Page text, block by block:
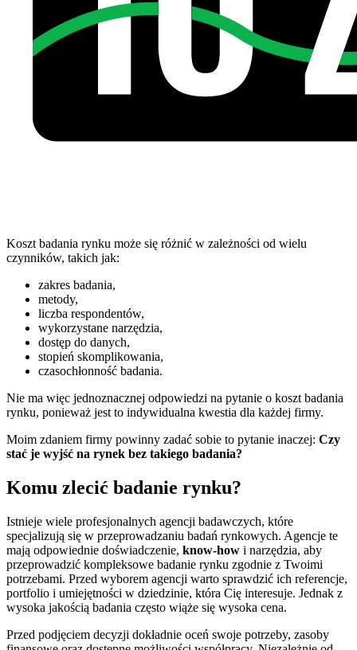
Koszt badania rynku może się różnić w zależności od wielu
czynników, takich jak:
zakres badania,
metody,
liczba respondentów,
wykorzystane narzędzia,
dostęp do danych,
stopień skomplikowania,
czasochłonność badania.
Nie ma więc jednoznacznej odpowiedzi na pytanie o koszt badania
rynku, ponieważ jest to indywidualna kwestia dla każdej firmy.
Moim zdaniem firmy powinny zadać sobie to pytanie inaczej: Czy
stać je wyjść na rynek bez takiego badania?
Komu zlecić badanie rynku?
Istnieje wiele profesjonalnych agencji badawczych, które
specjalizują się w przeprowadzaniu badań rynkowych. Agencje te
mają odpowiednie doświadczenie, know-how i narzędzia, aby
przeprowadzić kompleksowe badanie rynku zgodnie z Twoimi
potrzebami. Przed wyborem agencji warto sprawdzić ich referencje,
portfolio i umiejętności w dziedzinie, która Cię interesuje. Jednak z
wysoka jakością badania często wiąże się wysoka cena.
Przed podjęciem decyzji dokładnie oceń swoje potrzeby, zasoby